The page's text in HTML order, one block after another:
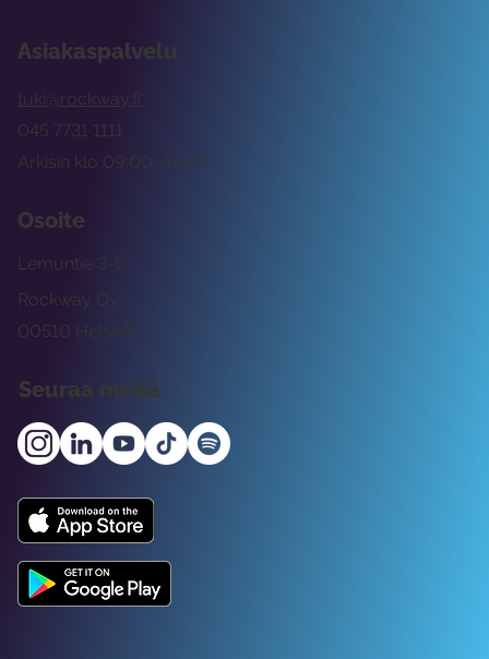
Asiakaspalvelu
tuki@rockway.fi
Arkisin klo 09:00 -15:00
045 7731 1111
Osoite
Rockway Oy
Lemuntie 3-5
00510 Helsinki
Seuraa meitä